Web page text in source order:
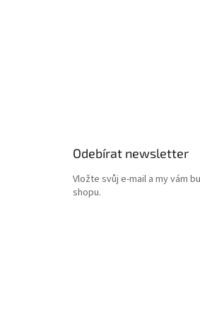
Odebírat newsletter
Vložte svůj e-mail a my vám
shopu.